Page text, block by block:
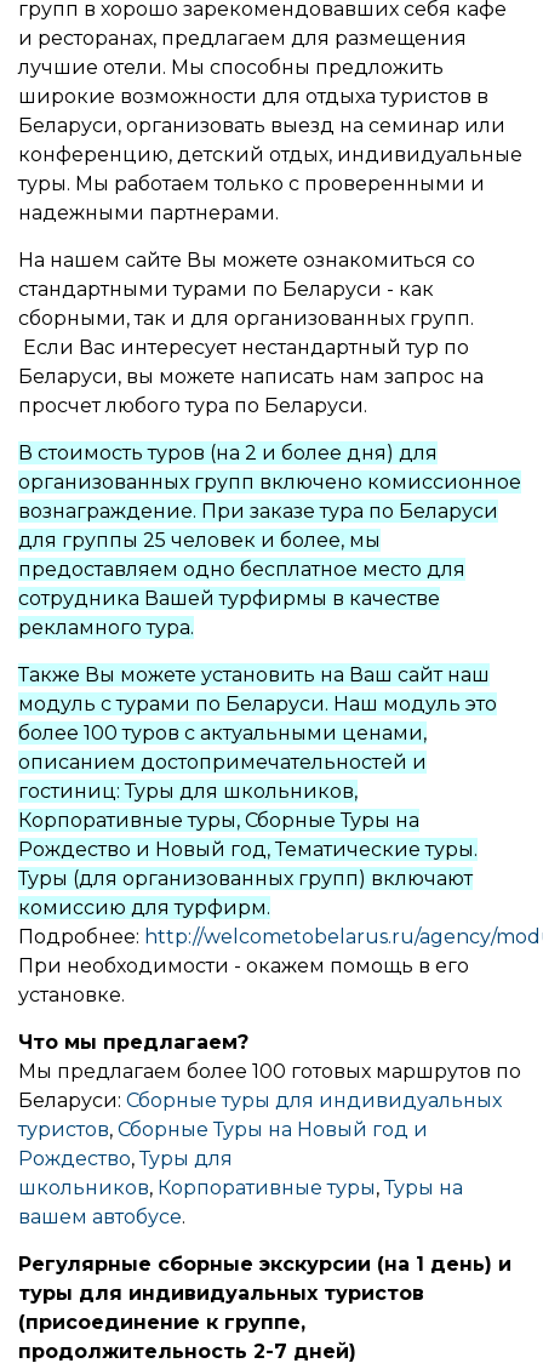
групп в хорошо зарекомендовавших себя кафе
и ресторанах, предлагаем для размещения
лучшие отели. Мы способны предложить
широкие возможности для отдыха туристов в
Беларуси, организовать выезд на семинар или
конференцию, детский отдых, индивидуальные
туры. Мы работаем только с проверенными и
надежными партнерами.
На нашем сайте Вы можете ознакомиться со
стандартными турами по Беларуси - как
сборными, так и для организованных групп.
Если Вас интересует нестандартный тур по
Беларуси, вы можете написать нам запрос на
просчет любого тура по Беларуси.
В стоимость туров (на 2 и более дня) для
организованных групп включено комиссионное
вознаграждение. При заказе тура по Беларуси
для группы 25 человек и более, мы
предоставляем одно бесплатное место для
сотрудника Вашей турфирмы в качестве
рекламного тура.
Также Вы можете установить на Ваш сайт наш
модуль с турами по Беларуси. Наш модуль это
более 100 туров с актуальными ценами,
описанием достопримечательностей и
гостиниц: Туры для школьников,
Корпоративные туры, Сборные Туры на
Рождество и Новый год, Тематические туры.
Туры (для организованных групп) включают
комиссию для турфирм.
Подробнее: http://welcometobelarus.ru/agency/
При необходимости - окажем помощь в его
установке.
Что мы предлагаем?
Мы предлагаем более 100 готовых маршрутов по
Беларуси: Сборные туры для индивидуальных
туристов, Сборные Туры на Новый год и
Рождество,Туры для
школьников, Корпоративные туры,Туры на
вашем автобусе.
Регулярные сборные экскурсии (на 1 день) и
туры для индивидуальных туристов
(присоединение к группе,
продолжительность 2-7 дней)